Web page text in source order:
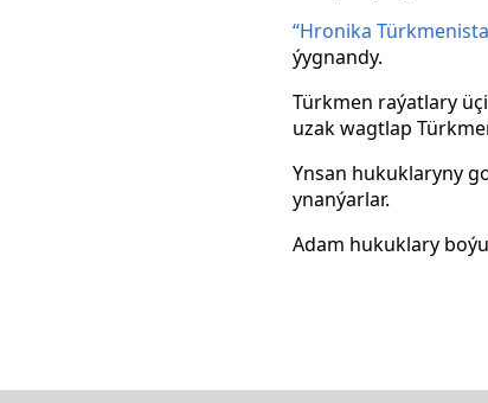
“Hronika
ýygnandy.
Türkmen raýatlary
uzak wagtlap
Ynsan hukuklaryny
ynanýarlar.
Adam hukuklary